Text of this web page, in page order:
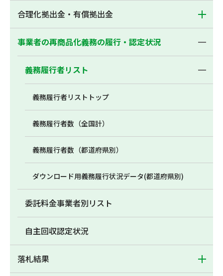
合理化拠出金・有償拠出金
事業者の再商品化義務の履行・認定状況
義務履行者リスト
義務履行者リストトップ
義務履行者数（全国計）
義務履行者数（都道府県別）
ダウンロード用義務履行状況データ(都道府県別)
委託料金事業者別リスト
自主回収認定状況
落札結果